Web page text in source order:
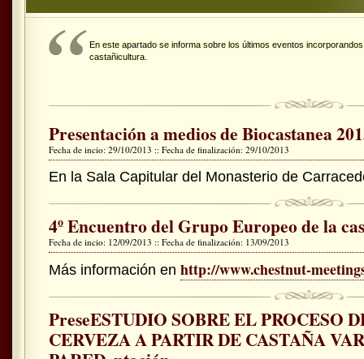
En este apartado se informa sobre los últimos eventos
castañicultura.
Presentación a medios de Biocastanea
Fecha de incio: 29/10/2013 :: Fecha de finalización: 29/10/2013
En la Sala Capitular del Monasterio de
4º Encuentro del Grupo Europeo de la
Fecha de incio: 12/09/2013 :: Fecha de finalización: 13/09/2013
Más información en http://www.chestnut-
PreseESTUDIO SOBRE EL PROCESO
CERVEZA A PARTIR DE CASTAÑA